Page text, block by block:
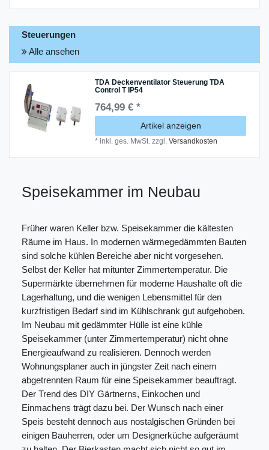
Steuerungen
Alle ansehen
TDA Deckenventilator Steuerung TDA
Control T IP54
764,99 € *
Artikel anzeigen
*inkl. ges. MwSt. zzgl.Versandkosten
Speisekammer im Neubau
Früher waren Keller bzw. Speisekammer die kältesten
Räume im Haus. In modernen wärmegedämmten Bauten
sind solche kühlen Bereiche aber nicht vorgesehen.
Selbst der Keller hat mitunter Zimmertemperatur. Die
Supermärkte übernehmen für moderne Haushalte oft die
Lagerhaltung, und die wenigen Lebensmittel für den
kurzfristigen Bedarf sind im Kühlschrank gut aufgehoben.
Im Neubau mit gedämmter Hülle ist eine kühle
Speisekammer (unter Zimmertemperatur) nicht ohne
Energieaufwand zu realisieren. Dennoch werden
Wohnungsplaner auch in jüngster Zeit nach einem
abgetrennten Raum für eine Speisekammer beauftragt.
Der Trend des DIY Gärtnerns, Einkochen und
Einmachens trägt dazu bei. Der Wunsch nach einer
Speis besteht dennoch aus nostalgischen Gründen bei
einigen Bauherren, oder um Designerküche aufgeräumt